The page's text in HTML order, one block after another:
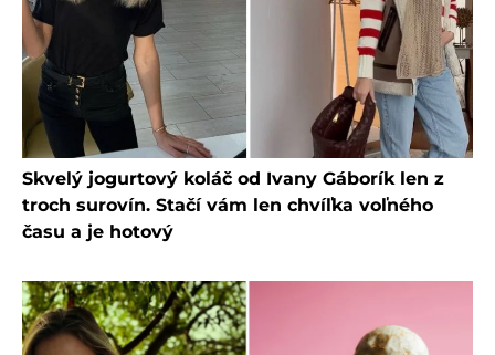
Skvelý jogurtový koláč od Ivany Gáborík len z
troch surovín. Stačí vám len chvíľka voľného
času a je hotový